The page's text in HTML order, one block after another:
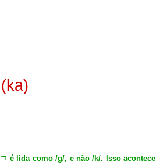
(ka)
é lida como /g/, e não /k/. Isso acontece